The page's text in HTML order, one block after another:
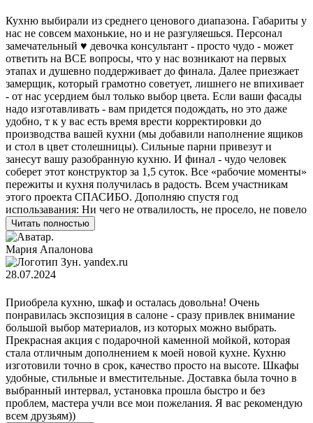
Кухню выбирали из среднего ценового диапазона. Габариты у
нас не совсем махонькие, но и не разгуляешься. Персонал
замечательный ♥️ девочка консультант - просто чудо - может
ответить на ВСЕ вопросы, что у нас возникают на первых
этапах и душевно поддерживает до финала. Далее приезжает
замерщик, который грамотно советует, лишнего не впихивает
- от нас усердием был только выбор цвета. Если ваши фасады
надо изготавливать - вам придется подождать, но это даже
удобно, т к у вас есть время врести корректировки до
производства вашей кухни (мы добавили наполнение ящиков
и стол в цвет столешницы). Сильные парни привезут и
занесут вашу разобранную кухню. И финал - чудо человек
соберет этот конструктор за 1,5 суток. Все «рабочие моменты»
пережиты и кухня получилась в радость. Всем участникам
этого проекта СПАСИБО. Дополняю спустя год
использавания: Ни чего не отвалилость, не просело, не повело
Читать полностью
Мария Апалонова
yandex.ru
28.07.2024
Приобрела кухню, шкаф и осталась довольна! Очень
понравилась экспозиция в салоне - сразу привлек внимание
большой выбор материалов, из которых можно выбрать.
Прекрасная акция с подарочной каменной мойкой, которая
стала отличным дополнением к моей новой кухне. Кухню
изготовили точно в срок, качество просто на высоте. Шкафы
удобные, стильные и вместительные. Доставка была точно в
выбранный интервал, установка прошла быстро и без
проблем, мастера учли все мои пожелания. Я вас рекомендую
всем друзьям))